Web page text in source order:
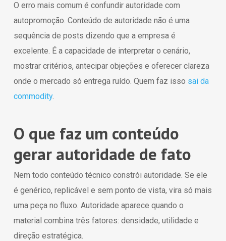
O erro mais comum é confundir autoridade com
autopromoção. Conteúdo de autoridade não é uma
sequência de posts dizendo que a empresa é
excelente. É a capacidade de interpretar o cenário,
mostrar critérios, antecipar objeções e oferecer clareza
onde o mercado só entrega ruído. Quem faz isso sai da
commodity.
O que faz um conteúdo
gerar autoridade de fato
Nem todo conteúdo técnico constrói autoridade. Se ele
é genérico, replicável e sem ponto de vista, vira só mais
uma peça no fluxo. Autoridade aparece quando o
material combina três fatores: densidade, utilidade e
direção estratégica.